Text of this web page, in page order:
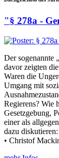
"§ 278a -
Der sogenannte
davor zeigten
Waren die
Umgang mit
Regierens? Wie
Gesetzgebung,
einer als
dazu diskutieren:
• Christof